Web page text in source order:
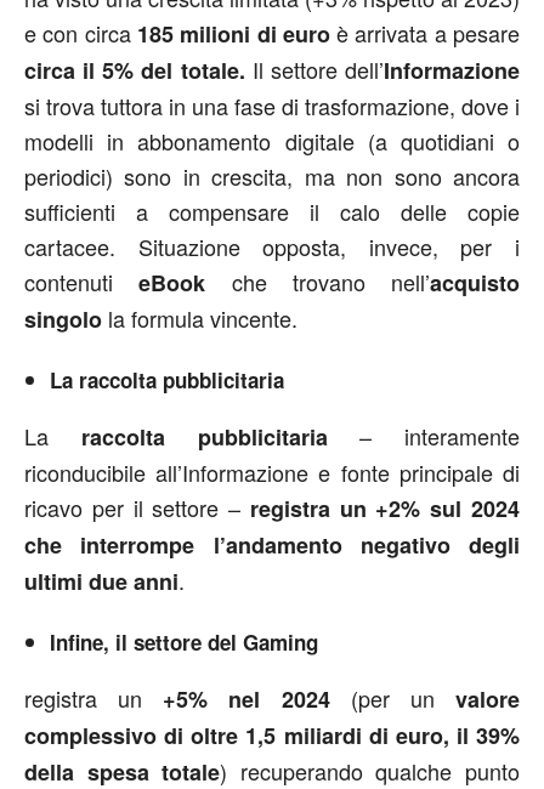
e con circa 185 milioni di euroè arrivata a pesare
circa il 5% del totale. Il settore dell’Informazione
si trova tuttora in una fase di trasformazione, dove i
modelli in abbonamento digitale (a quotidiani o
periodici) sono in crescita, ma non sono ancora
sufficienti a compensare il calo delle copie
cartacee. Situazione opposta, invece, per i
contenutieBook che trovano nell’acquisto
singolo la formula vincente.
La raccolta pubblicitaria
La raccolta pubblicitaria – interamente
riconducibile all’Informazione e fonte principale di
ricavo per il settore – registra un +2% sul 2024
che interrompe l’andamento negativo degli
ultimi due anni.
Infine, il settore del Gaming
registra un +5% nel 2024(per unvalore
complessivo di oltre 1,5 miliardi di euro, il 39%
della spesa totale) recuperando qualche punto